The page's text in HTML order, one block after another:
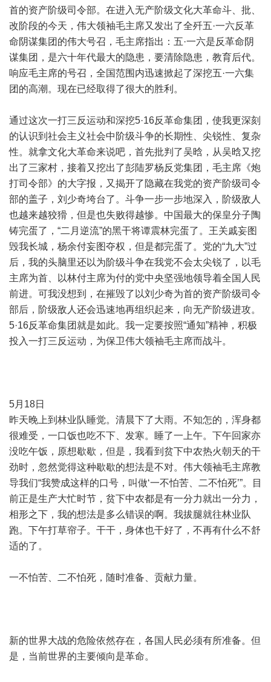
首的资产阶级司令部。在进入无产阶级文化大革命斗、批、
改阶段的今天，伟大领袖毛主席又发出了全歼五·一六反革
命阴谋集团的伟大号召，毛主席指出：五·一六是反革命阴
谋集团，是六十年代最大的隐患，要清除隐患，教育后代。
响应毛主席的号召，全国范围内迅速掀起了深挖五·一六集
团的高潮。现在已经取得了很大的胜利。
通过这次一打三反运动和深挖5·16反革命集团，使我更深刻
的认识到社会主义社会中阶级斗争的长期性、尖锐性、复杂
性。就拿文化大革命来说吧，首先批判了吴晗，从吴晗又挖
出了三家村，接着又挖出了彭陆罗杨反党集团，毛主席《炮
打司令部》的大字报，又揭开了隐藏在我党的资产阶级司令
部的盖子，刘少奇垮台了。斗争一步一步地深入，阶级敌人
也越来越狡猾，但是也失败得越惨。中国最大的保皇分子陶
铸完蛋了，“二月逆流”的黑干将谭震林完蛋了。王关戚妄图
毁我长城，杨余付妄图夺权，但是都完蛋了。党的“九大”过
后，我的头脑里还以为阶级斗争在我党不会太尖锐了，以毛
主席为首、以林付主席为付的党中央坚强地领导着全国人民
前进。可我没想到，在摧毁了以刘少奇为首的资产阶级司令
部后，阶级敌人还会迅速地再组织起来，向无产阶级进攻。
5·16反革命集团就是如此。我一定要按照“通知”精神，积极
投入一打三反运动，为保卫伟大领袖毛主席而战斗。
5月18日
昨天晚上到林业队睡觉。清晨下了大雨。不知怎的，浑身都
很难受，一口饭也吃不下、发寒。睡了一上午。下午回家亦
没吃午饭，原想歇歇，但是，我看到贫下中农热火朝天的干
劲时，忽然觉得这种歇歇的想法是不对。伟大领袖毛主席教
导我们“我赞成这样的口号，叫做‘一不怕苦、二不怕死’”。目
前正是生产大忙时节，贫下中农都是有一分力就出一分力，
相形之下，我的想法是多么错误的啊。我拔腿就往林业队
跑。下午打草帘子。干干，身体也干好了，不再有什么不舒
适的了。
一不怕苦、二不怕死，随时准备、贡献力量。
新的世界大战的危险依然存在，各国人民必须有所准备。但
是，当前世界的主要倾向是革命。